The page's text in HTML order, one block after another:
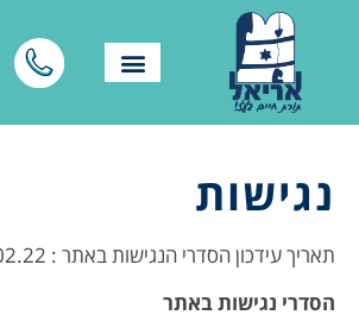
נגישות
תאריך עידכון הסדרי הנגישות באתר : 01.02.22
הסדרי נגישות באתר